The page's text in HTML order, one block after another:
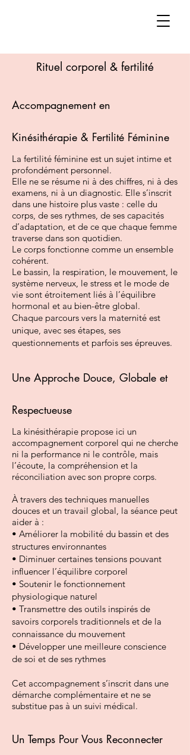
Rituel corporel & fertilité
Accompagnement en
Kinésithérapie & Fertilité Féminine
La fertilité féminine est un sujet intime et
profondément personnel.
Elle ne se résume ni à des chiffres, ni à des
examens, ni à un diagnostic. Elle s’inscrit
dans une histoire plus vaste : celle du
corps, de ses rythmes, de ses capacités
d’adaptation, et de ce que chaque femme
traverse dans son quotidien.
Le corps fonctionne comme un ensemble
cohérent.
Le bassin, la respiration, le mouvement, le
système nerveux, le stress et le mode de
vie sont étroitement liés à l’équilibre
hormonal et au bien-être global.
Chaque parcours vers la maternité est
unique, avec ses étapes, ses
questionnements et parfois ses épreuves.
Une Approche Douce, Globale et
Respectueuse
La kinésithérapie propose ici un
accompagnement corporel qui ne cherche
ni la performance ni le contrôle, mais
l’écoute, la compréhension et la
réconciliation avec son propre corps.
À travers des techniques manuelles
douces et un travail global, la séance peut
aider à :
• Améliorer la mobilité du bassin et des
structures environnantes
• Diminuer certaines tensions pouvant
influencer l’équilibre corporel
• Soutenir le fonctionnement
physiologique naturel
• Transmettre des outils inspirés de
savoirs corporels traditionnels et de la
connaissance du mouvement
• Développer une meilleure conscience
de soi et de ses rythmes
Cet accompagnement s’inscrit dans une
démarche complémentaire et ne se
substitue pas à un suivi médical.
Un Temps Pour Vous Reconnecter